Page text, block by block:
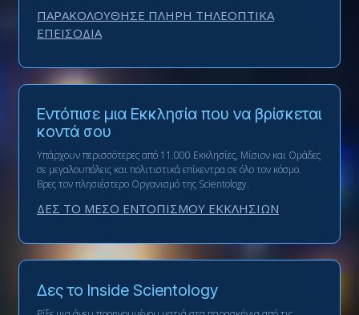
ΠΑΡΑΚΟΛΟΥΘΗΣΕ ΠΛΗΡΗ ΤΗΛΕΟΠΤΙΚΑ
ΕΠΕΙΣΟΔΙΑ
Εντόπισε μια Εκκλησία που να βρίσκεται
κοντά σου
Υπάρχουν περισσότερες από 11.000 Εκκλησίες, Μίσιον και Ομάδες
σε μεγαλουπόλεις και πολιτιστικά επίκεντρα σε όλο τον κόσμο.
Βρες τον πλησιέστερο Οργανισμό της Scientology.
ΔΕΣ ΤΟ ΜΕΣΟ ΕΝΤΟΠΙΣΜΟΥ ΕΚΚΛΗΣΙΩΝ
Δες το Inside Scientology